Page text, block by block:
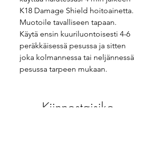
K18 Damage Shield hoitoainetta.
Muotoile tavalliseen tapaan.
Käytä ensin kuuriluontoisesti 4-6
peräkkäisessä pesussa ja sitten
joka kolmannessa tai neljännessä
pesussa tarpeen mukaan.
Kiinnostaisiko